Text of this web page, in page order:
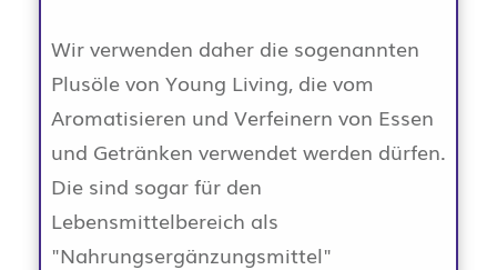
Wir verwenden daher die sogenannten
Plusöle von Young Living, die vom
Aromatisieren und Verfeinern von Essen
und Getränken verwendet werden dürfen.
Die sind sogar für den
Lebensmittelbereich als
"Nahrungsergänzungsmittel"